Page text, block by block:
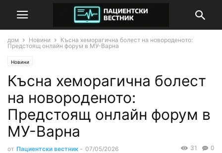
дом Новини
Късна хеморагична болест на новороденото:
Предстоящ онлайн форум в МУ-Варна
Новини
Късна хеморагична болест
на новороденото:
Предстоящ онлайн форум в
МУ-Варна
от Пациентски вестник - 07/05/2026 0
31